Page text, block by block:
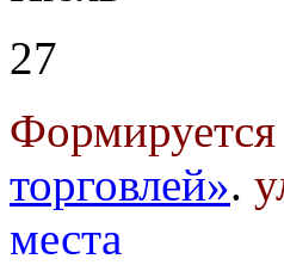
27
Формируется
торговлей».
места